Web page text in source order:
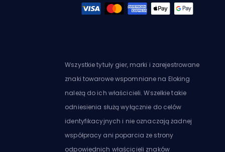
Wszystkie tytuły gier, marki i zarejestrowane
znaki towarowe wspomniane na Eloking
należą do ich właścicieli. Wszelkie takie
odniesienia służą wyłącznie do celów
identyfikacyjnych i nie oznaczają żadnej
współpracy ani poparcia ze strony
odpowiednich właścicieli znaków